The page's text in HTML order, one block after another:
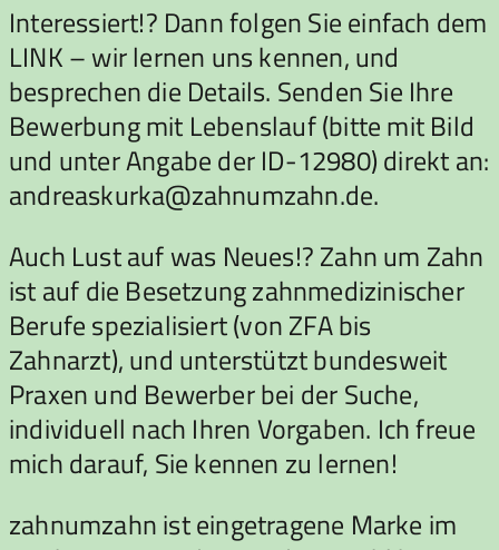
Interessiert!? Dann folgen Sie einfach dem
LINK – wir lernen uns kennen, und
besprechen die Details. Senden Sie Ihre
Bewerbung mit Lebenslauf (bitte mit Bild
und unter Angabe der ID-12980) direkt an:
andreaskurka@zahnumzahn.de.
Auch Lust auf was Neues!? Zahn um Zahn
ist auf die Besetzung zahnmedizinischer
Berufe spezialisiert (von ZFA bis
Zahnarzt), und unterstützt bundesweit
Praxen und Bewerber bei der Suche,
individuell nach Ihren Vorgaben. Ich freue
mich darauf, Sie kennen zu lernen!
zahnumzahn ist eingetragene Marke im